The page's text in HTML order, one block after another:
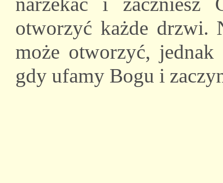
otworzyć każde drzwi.
może otworzyć,
gdy ufamy Bogu i